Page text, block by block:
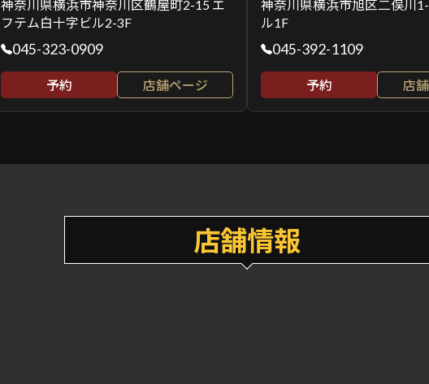
神奈川県横浜市神奈川区鶴屋町2-15 エ
フテム白十字ビル2-3F
045-323-0909
予約 店舗ページ
神奈川県横浜市旭区二俣川
ル1F
045-392-1109
予約 店
店舗情報